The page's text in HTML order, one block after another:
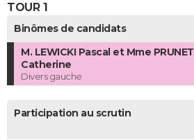
TOUR 1
Binômes de candidats
M. LEWICKI Pascal et Mme PRUNET
Catherine
Divers gauche
Participation au scrutin